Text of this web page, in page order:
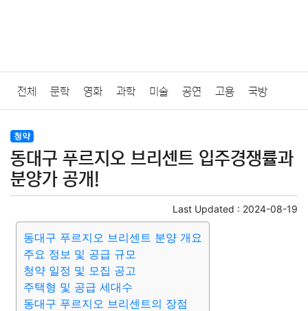
전체 문학 영화 과학 미술 공연 고용 국방
법률
질병 가요 방송 일상 주식 암호화폐 블록체인
미용 증권 인테리어
요리 상품리뷰 원예 금융 게임
대출 자동차 취미 여행
청약
동대구 푸르지오 브리센트 입주경쟁률과
분양가 공개!
Last Updated : 2024-08-19
동대구 푸르지오 브리센트 분양 개요
주요 정보 및 공급 규모
청약 일정 및 모집 공고
주택형 및 공급 세대수
동대구 푸르지오 브리센트의 장점